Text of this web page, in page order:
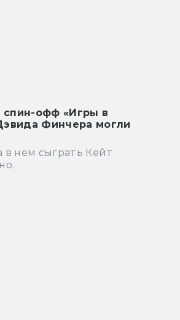
офф «Игры в
Финчера могли
в нем сыграть Кейт